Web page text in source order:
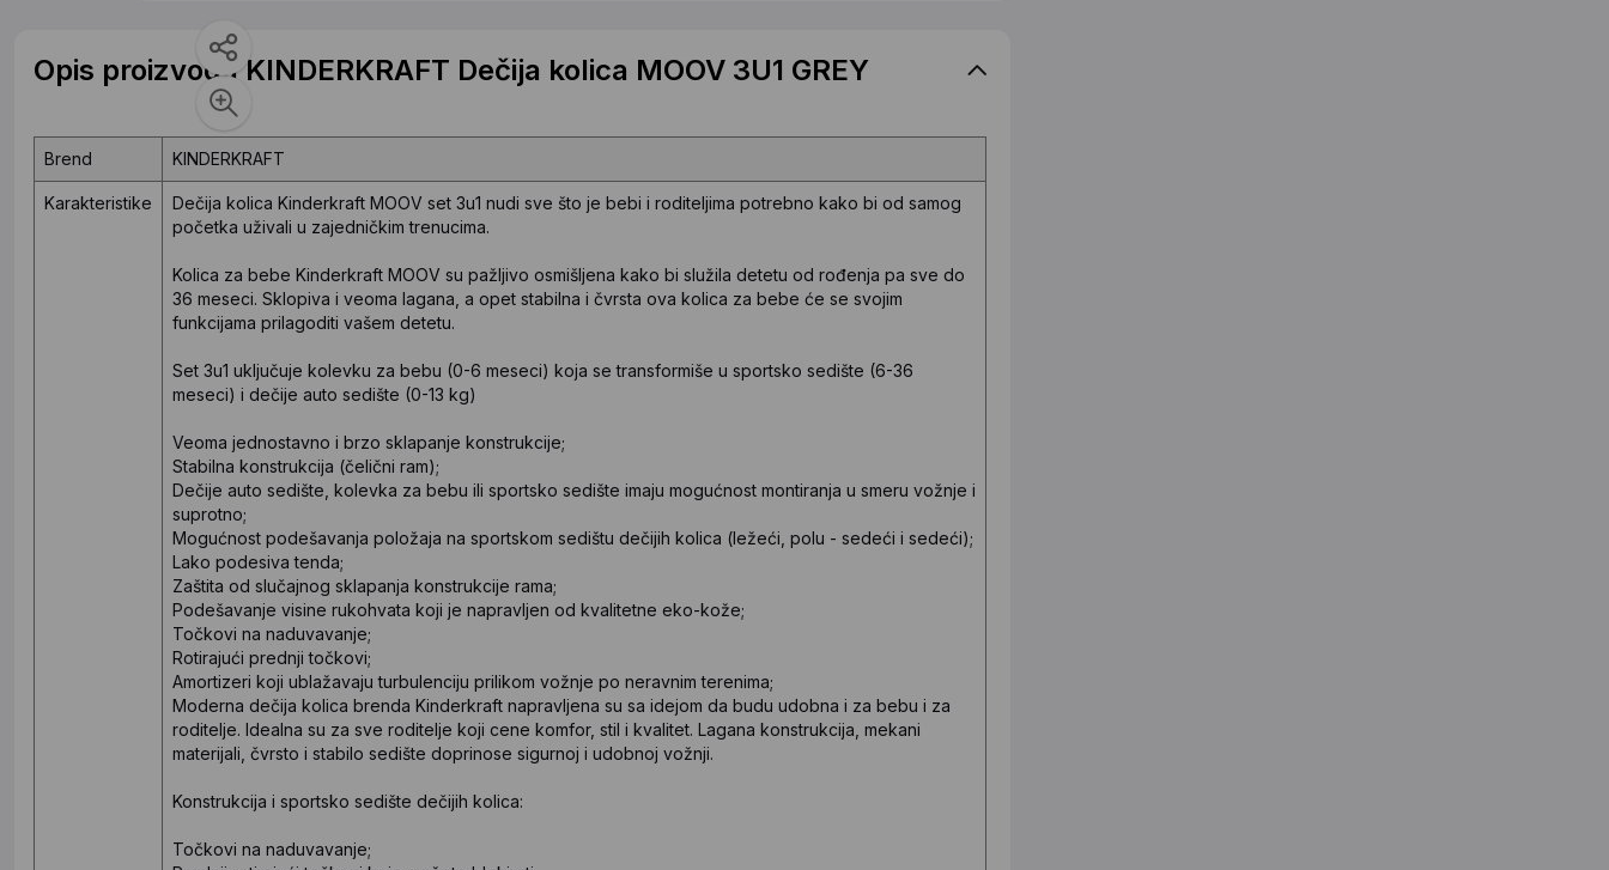
Opis proizvoda KINDERKRAFT Dečija kolica MOOV 3U1 GREY
Brend KINDERKRAFT
Karakteristike
Dečija kolica Kinderkraft MOOV set 3u1 nudi sve što je bebi i roditeljima potrebno kako bi od samog
početka uživali u zajedničkim trenucima.
Kolica za bebe Kinderkraft MOOV su pažljivo osmišljena kako bi služila detetu od rođenja pa sve do
36 meseci. Sklopiva i veoma lagana, a opet stabilna i čvrsta ova kolica za bebe će se svojim
funkcijama prilagoditi vašem detetu.
Set 3u1 uključuje kolevku za bebu (0-6 meseci) koja se transformiše u sportsko sedište (6-36
meseci) i dečije auto sedište (0-13 kg)
Veoma jednostavno i brzo sklapanje konstrukcije;
Stabilna konstrukcija (čelični ram);
Dečije auto sedište, kolevka za bebu ili sportsko sedište imaju mogućnost montiranja u smeru vožnje i
suprotno;
Mogućnost podešavanja položaja na sportskom sedištu dečijih kolica (ležeći, polu - sedeći i sedeći);
Lako podesiva tenda;
Zaštita od slučajnog sklapanja konstrukcije rama;
Podešavanje visine rukohvata koji je napravljen od kvalitetne eko-kože;
Točkovi na naduvavanje;
Rotirajući prednji točkovi;
Amortizeri koji ublažavaju turbulenciju prilikom vožnje po neravnim terenima;
Moderna dečija kolica brenda Kinderkraft napravljena su sa idejom da budu udobna i za bebu i za
roditelje. Idealna su za sve roditelje koji cene komfor, stil i kvalitet. Lagana konstrukcija, mekani
materijali, čvrsto i stabilo sedište doprinose sigurnoj i udobnoj vožnji.
Konstrukcija i sportsko sedište dečijih kolica:
Točkovi na naduvavanje;